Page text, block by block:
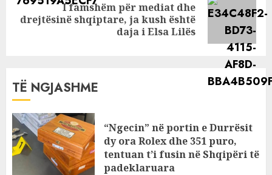
Next
I famshëm për mediat dhe
drejtësinë shqiptare, ja kush është
daja i Elsa Lilës
TË NGJASHME
“Ngecin” në portin e Durrësit
dy ora Rolex dhe 351 puro,
tentuan t’i fusin në Shqipëri të
padeklaruara